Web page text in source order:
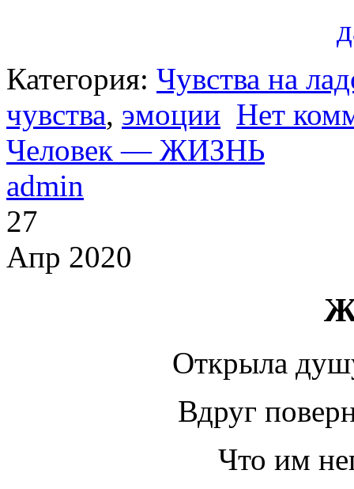
Категория: Чувства на
чувства, эмоции Нет
Человек — ЖИЗНЬ
admin
27
Апр 2020
Открыла
Вдруг
Что им